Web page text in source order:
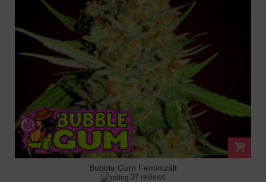
Bubble Gum Feminizált
37 reviews